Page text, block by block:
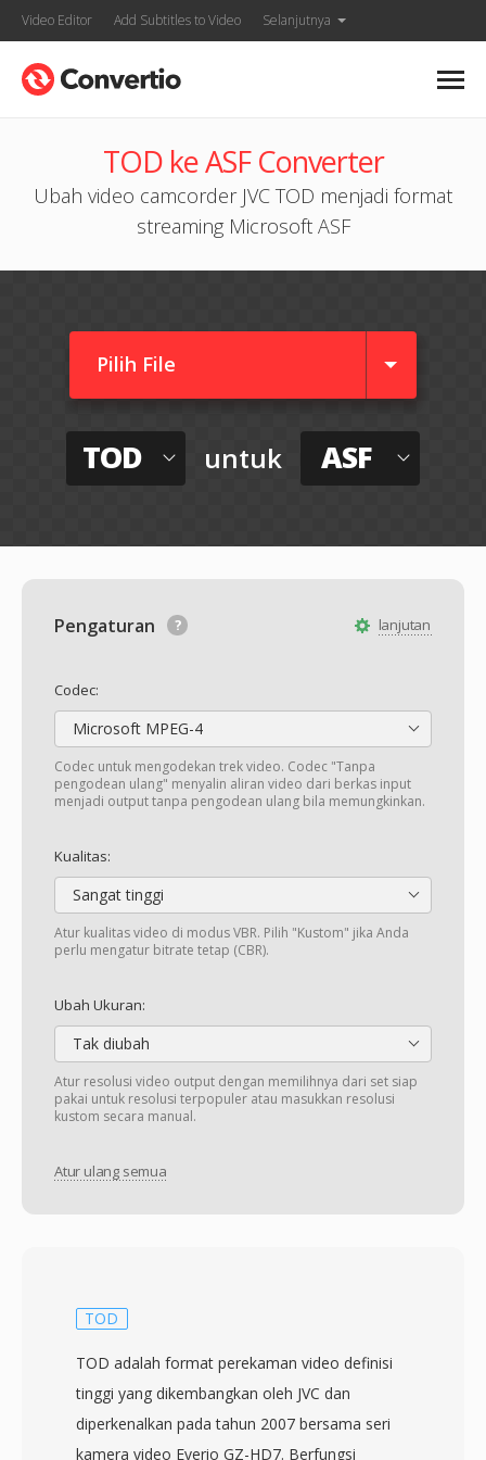
Video Editor Add Subtitles to Video Selanjutnya
TOD ke ASF Converter
Ubah video camcorder JVC TOD menjadi format
streaming Microsoft ASF
Pilih File
TOD untuk ASF
lanjutan
Pengaturan
Codec:
Microsoft MPEG-4
Codec untuk mengodekan trek video. Codec "Tanpa
pengodean ulang" menyalin aliran video dari berkas input
menjadi output tanpa pengodean ulang bila memungkinkan.
Kualitas:
Sangat tinggi
Atur kualitas video di modus VBR. Pilih "Kustom" jika Anda
perlu mengatur bitrate tetap (CBR).
Ubah Ukuran:
Tak diubah
Atur resolusi video output dengan memilihnya dari set siap
pakai untuk resolusi terpopuler atau masukkan resolusi
kustom secara manual.
Atur ulang semua
TOD
TOD adalah format perekaman video definisi
tinggi yang dikembangkan oleh JVC dan
diperkenalkan pada tahun 2007 bersama seri
kamera video Everio GZ-HD7. Berfungsi